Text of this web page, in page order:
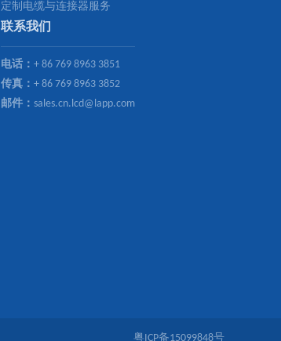
定制电缆与连接器服务
联系我们
电话： + 86 769 8963 3851
传真： + 86 769 8963 3852
邮件： sales.cn.lcd@lapp.com
粤ICP备15099848号